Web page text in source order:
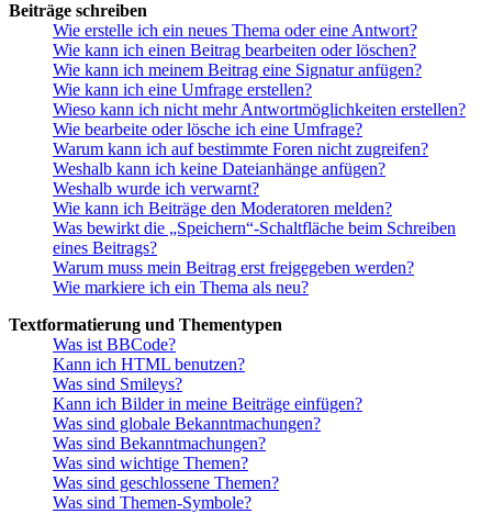
Beiträge schreiben
Wie erstelle ich ein neues Thema oder eine Antwort?
Wie kann ich einen Beitrag bearbeiten oder löschen?
Wie kann ich meinem Beitrag eine Signatur anfügen?
Wie kann ich eine Umfrage erstellen?
Wieso kann ich nicht mehr Antwortmöglichkeiten erstellen?
Wie bearbeite oder lösche ich eine Umfrage?
Warum kann ich auf bestimmte Foren nicht zugreifen?
Weshalb kann ich keine Dateianhänge anfügen?
Weshalb wurde ich verwarnt?
Wie kann ich Beiträge den Moderatoren melden?
Was bewirkt die „Speichern“-Schaltfläche beim Schreiben
eines Beitrags?
Warum muss mein Beitrag erst freigegeben werden?
Wie markiere ich ein Thema als neu?
Textformatierung und Thementypen
Was ist BBCode?
Kann ich HTML benutzen?
Was sind Smileys?
Kann ich Bilder in meine Beiträge einfügen?
Was sind globale Bekanntmachungen?
Was sind Bekanntmachungen?
Was sind wichtige Themen?
Was sind geschlossene Themen?
Was sind Themen-Symbole?